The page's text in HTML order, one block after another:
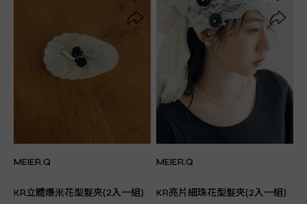
MEIER.Q
KR立體爆米花型髮夾(2入一組)
MEIER.Q
KR亮片細珠花型髮夾(2入一組)